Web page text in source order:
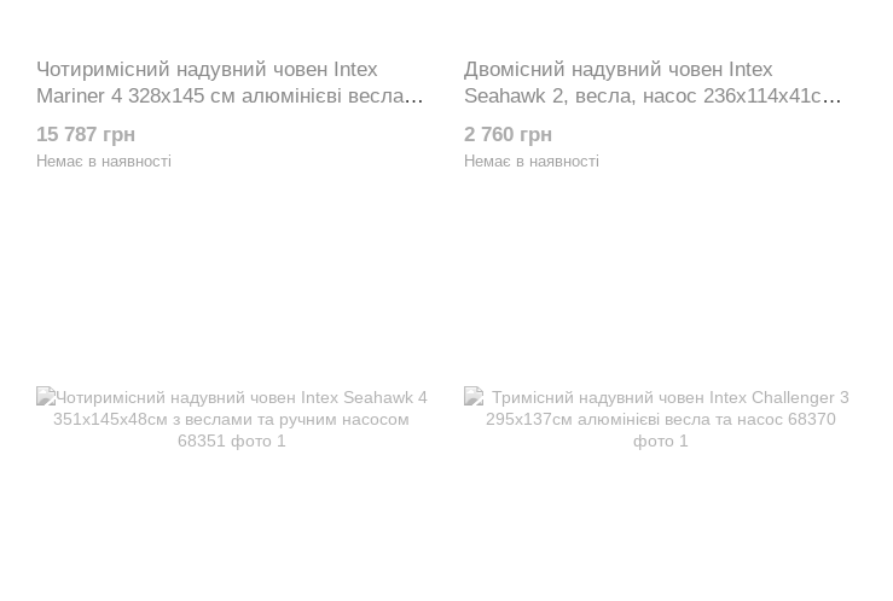
Чотиримісний надувний човен Intex
Mariner 4 328х145 см алюмінієві весла
та насос 68376
15 787 грн
Немає в наявності
Двомісний надувний човен Intex
Seahawk 2, весла, насос 236x114x41см
66332
2 760 грн
Немає в наявності